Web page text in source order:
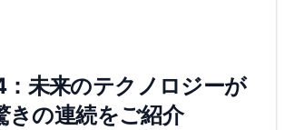
未来のテクノロジーが
きの連続をご紹介